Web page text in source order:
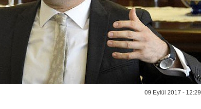
09 Eylül 2017 - 12:29